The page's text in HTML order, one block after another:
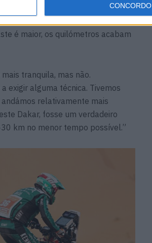
CONCORDO
seja, não eram super rápidas e por
médias não eram altas, o que
é maior, os quilómetros acabam
tranquila, mas não.
exigir alguma técnica. Tivemos
relativamente mais
Dakar, fosse um verdadeiro
km no menor tempo possível.”